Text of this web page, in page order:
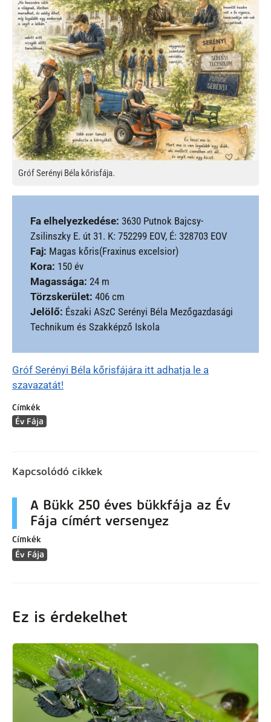
Gróf Serényi Béla kőrisfája.
Fa elhelyezkedése: 3630 Putnok Bajcsy-
Zsilinszky E. út 31. K: 752299 EOV, É: 328703 EOV
Faj: Magas kőris(Fraxinus excelsior)
Kora: 150 év
Magassága: 24 m
Törzskerület: 406 cm
Jelölő: Északi ASzC Serényi Béla Mezőgazdasági
Technikum és Szakképző Iskola
Gróf Serényi Béla kőrisfájára itt adhatja le a
szavazatát!
Címkék
Év Fája
Kapcsolódó cikkek
A Bükk 250 éves bükkfája az Év
Fája címért versenyez
Címkék
Év Fája
Ez is érdekelhet